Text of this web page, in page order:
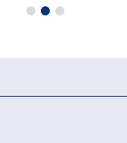
Editeur :